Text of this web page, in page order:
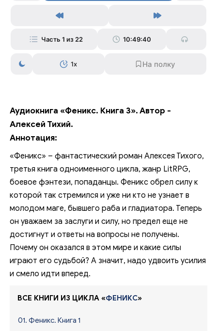
Часть 1 из 22 10:49:40
1x
Аудиокнига «Феникс. Книга 3». Автор -
Алексей Тихий.
Аннотация:
«Феникс» – фантастический роман Алексея Тихого,
третья книга одноименного цикла, жанр LitRPG,
боевое фэнтези, попаданцы. Феникс обрел силу к
которой так стремился и уже ни кто не узнает в
молодом маге, бывшего раба и гладиатора. Теперь
он уважаем за заслуги и силу, но предел еще не
достигнут и ответы на вопросы не получены.
Почему он оказался в этом мире и какие силы
играют его судьбой? А значит, надо удвоить усилия
и смело идти вперед.
ВСЕ КНИГИ ИЗ ЦИКЛА «ФЕНИКС»
01. Феникс. Книга 1